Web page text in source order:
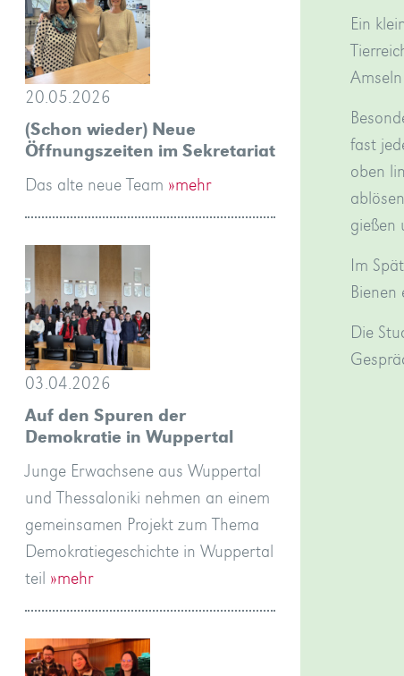
20.05.2026
(Schon wieder) Neue
Öffnungszeiten im Sekretariat
Das alte neue Team »mehr
03.04.2026
Auf den Spuren der
Demokratie in Wuppertal
Junge Erwachsene aus Wuppertal
und Thessaloniki nehmen an einem
gemeinsamen Projekt zum Thema
Demokratiegeschichte in Wuppertal
teil »mehr
Ein
fast
oben
Im
Die